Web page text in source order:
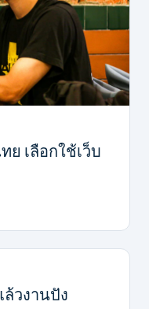
ย เลือกใช้เว็บ
ล้วงานปัง